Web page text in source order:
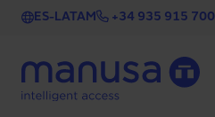
Skip to main content
ES-LATAM +34 935 915 700